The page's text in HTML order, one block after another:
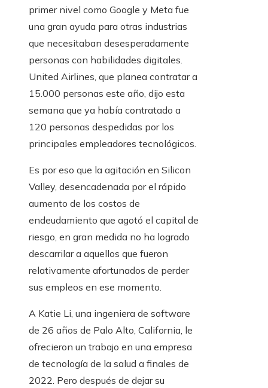
primer nivel como Google y Meta fue
una gran ayuda para otras industrias
que necesitaban desesperadamente
personas con habilidades digitales.
United Airlines, que planea contratar a
15.000 personas este año, dijo esta
semana que ya había contratado a
120 personas despedidas por los
principales empleadores tecnológicos.
Es por eso que la agitación en Silicon
Valley, desencadenada por el rápido
aumento de los costos de
endeudamiento que agotó el capital de
riesgo, en gran medida no ha logrado
descarrilar a aquellos que fueron
relativamente afortunados de perder
sus empleos en ese momento.
A Katie Li, una ingeniera de software
de 26 años de Palo Alto, California, le
ofrecieron un trabajo en una empresa
de tecnología de la salud a finales de
2022. Pero después de dejar su